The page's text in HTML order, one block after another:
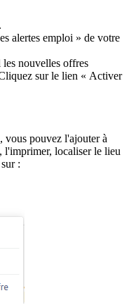
alertes emploi » de votre
nouvelles offres
sur le lien « Activer
pouvez l'ajouter à
l'imprimer, localiser le lieu
: